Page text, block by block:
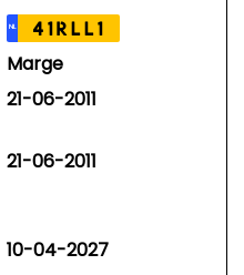
NL 41RLL1
Marge
21-06-2011
21-06-2011
10-04-2027